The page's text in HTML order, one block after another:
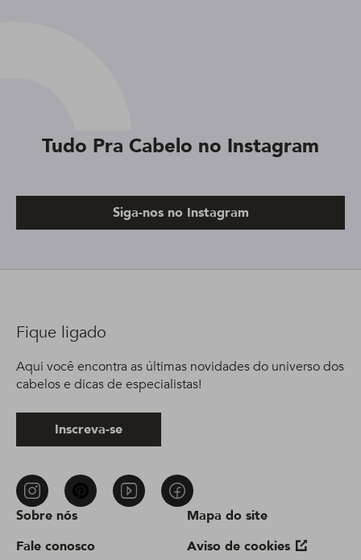
Tudo Pra Cabelo no Instagram
Siga-nos no Instagram
Sobre nós
Fale conosco
Mapa do site
Aviso de cookies
Fique ligado
Aqui você encontra as últimas novidades do universo dos
cabelos e dicas de especialistas!
Inscreva-se